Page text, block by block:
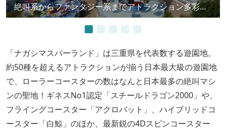
絶叫系からファンタジー系までアトラクション多彩な「ナガシマスパーランド」
「ナガシマスパーランド」は三重県を代表数する遊園地。
約50種を超えるアトラクションが揃う日本最大級の遊園地
で、ローラーコースターの数はなんと日本最多の絶叫マシ
ンの聖地！ギネスNo1認定「スチールドラゴン2000」や、
フライングコースター「アクロバット」、ハイブリッドコ
ースター「白鯨」のほか、最新鋭の4Dスピンコースター